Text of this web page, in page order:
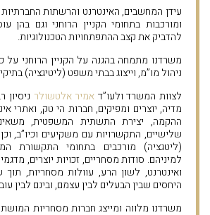
עידן המחשבים, האינטרנט והרשתות
ומורכבות בתחומי הקניין הרוחני וגם בהן
להדביק את קצב ההתפתחויות הטכנולוגיות.
משרדנו מתמחה בהגנה על הקניין הרוחני על
ניהול מו”מ, וייצוג בבתי משפט (ליטיגציה) בתיקי
לצוות המשרד ולעו”ד אמיר אלטשולר ניסיון
מדיה, יוצרים ומפיקים, חברות הי טק, ואתרי
ההקמה, יצירת התשתית המשפטית,
שלישיים, התקשרויות עם משקיעים וכיו”ב,
(ליטגציה) מורכבים בתחומי התקשורת
למיניהם. סודות מסחריים, זכויות יוצרים,
ואינטרנט, לשון הרע, עוולות מסחריות,
היחסים שבין הבעלים לבין עצמם, ובינם לבין
משרדנו מלווה ומייצג חברות מסחריות